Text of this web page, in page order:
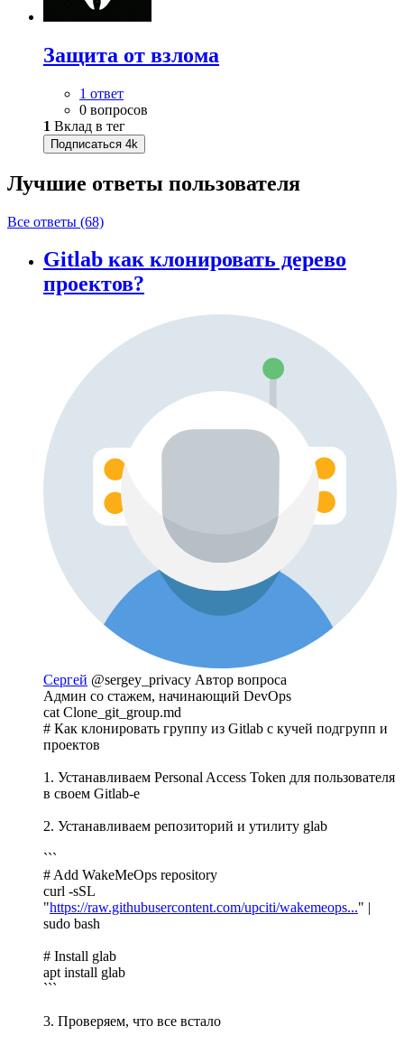
Защита от взлома
1 ответ
0 вопросов
1 Вклад в тег
Подписаться 4k
Лучшие ответы пользователя
Все ответы (68)
Gitlab как клонировать дерево
проектов?
Сергей @sergey_privacy Автор вопроса
Админ со стажем, начинающий DevOps
cat Clone_git_group.md
# Как клонировать группу из Gitlab с кучей подгрупп и
проектов
1. Устанавливаем Personal Access Token для пользователя
в своем Gitlab-е
2. Устанавливаем репозиторий и утилиту glab
```
# Add WakeMeOps repository
curl -sSL
"https://raw.githubusercontent.com/upciti/wakemeops..." |
sudo bash
# Install glab
apt install glab
```
3. Проверяем, что все встало